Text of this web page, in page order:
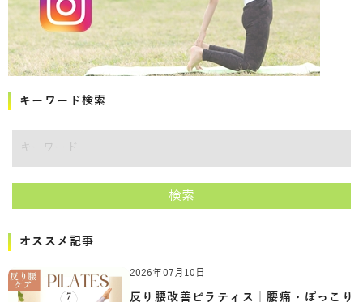
キーワード検索
検索
オススメ記事
2026年07月10日
反り腰改善ピラティス｜腰痛・ぽっこり